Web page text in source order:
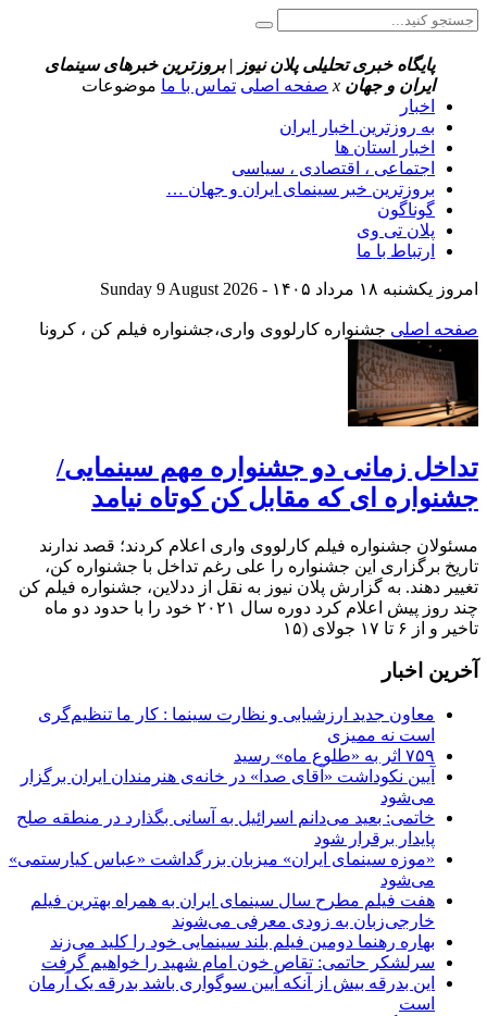
پایگاه خبری تحلیلی پلان نیوز | بروزترین خبرهای سینمای
ایران و جهان x صفحه اصلی تماس با ما موضوعات
اخبار
به روزترین اخبار ایران
اخبار استان ها
اجتماعی ، اقتصادی ، سیاسی
بروزترین خبر سینمای ایران و جهان …
گوناگون
پلان تی وی
ارتباط با ما
امروز یکشنبه ۱۸ مرداد ۱۴۰۵ - Sunday 9 August 2026
صفحه اصلی جشنواره کارلووی واری،جشنواره فیلم کن ، کرونا
تداخل زمانی دو جشنواره مهم سینمایی/
جشنواره ای که مقابل کن کوتاه نیامد
مسئولان جشنواره فیلم کارلووی واری اعلام کردند؛ قصد ندارند
تاریخ برگزاری این جشنواره را علی رغم تداخل با جشنواره کن،
تغییر دهند. به گزارش پلان نیوز به نقل از ددلاین، جشنواره فیلم کن
چند روز پیش اعلام کرد دوره سال ۲۰۲۱ خود را با حدود دو ماه
تاخیر و از ۶ تا ۱۷ جولای (۱۵
آخرین اخبار
معاون جدید ارزشیابی و نظارت سینما : کار ما تنظیم‌گری
است نه ممیزی
۷۵۹ اثر به «طلوع ماه» رسید
آیین نکوداشت «آقای صدا» در خانه‌ی هنرمندان ایران برگزار
می‌شود
خاتمی: بعید می‌دانم اسرائیل به آسانی بگذارد در منطقه صلح
پایدار برقرار شود
«موزه سینمای ایران» میزبان بزرگداشت «عباس کیارستمی»
می‌شود
هفت فیلم مطرح سال سینمای ایران به همراه بهترین فیلم
خارجی‌زبان به زودی معرفی می‌شوند
بهاره رهنما دومین فیلم بلند سینمایی خود را کلید می‌زند
سرلشکر حاتمی: تقاص خون امام شهید را خواهیم گرفت
این بدرقه بیش از آنکه آیین سوگواری باشد بدرقه یک آرمان
است